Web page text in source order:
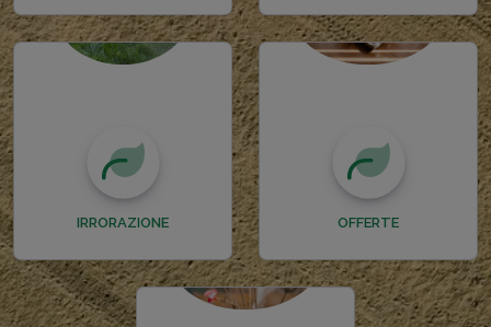
IRRORAZIONE OFFERTE